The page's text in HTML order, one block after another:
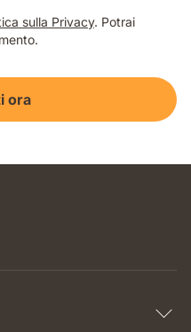
sulla Privacy. Potrai
ora